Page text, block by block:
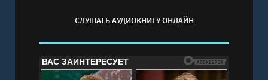
мировой войны и укрепить позиции;
перестроить государственный механизм на
принципах народного представительства;
объединить элиту и мобилизовать
СЛУШАТЬ АУДИОКНИГУ ОНЛАЙН